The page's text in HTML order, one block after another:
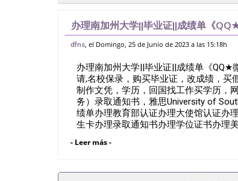
办理南加州大学||毕业证||成绩单《
书，国外学校代申请,名校保录，购买
dfns, el Domingo, 25 de Junio de 2023 a las 15:18h
办理南加州大学||毕业证||成绩单《QQ★
请,名校保录，购买毕业证，改成绩，买
制作文凭，学历，回国找工作买学历，
务）录取通知书，雅思University of
绩单办理教育部认证办理大使馆认证办
生卡办理录取通知书办理学位证书办理
回国必备证明材料，给父母及亲朋好友
业证成绩单，学校，专业，学位，毕业
- Leer más -